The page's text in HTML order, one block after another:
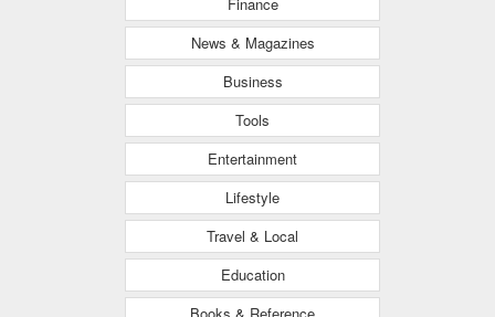
News & Magazines
Business
Tools
Entertainment
Lifestyle
Travel & Local
Education